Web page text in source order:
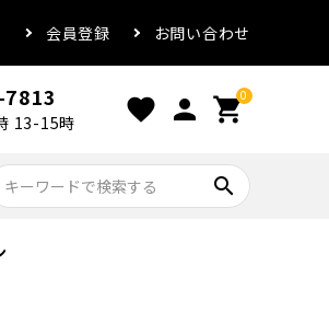
会員登録 お問い合わせ
13-15時 favorite person 0
shopping_cart
search